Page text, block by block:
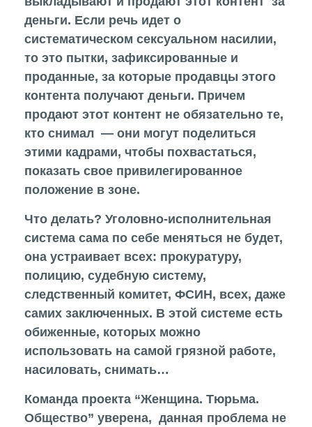
деньги. Если речь идет о
систематическом сексуальном насилии,
то это пытки, зафиксированные и
проданные, за которые продавцы этого
контента получают деньги. Причем
продают этот контент не обязательно те,
кто снимал — они могут поделиться
этими кадрами, чтобы похвастаться,
показать свое привилегированное
положение в зоне.
Что делать? Уголовно-исполнительная
система сама по себе меняться не будет,
она устраивает всех: прокуратуру,
полицию, судебную систему,
следственный комитет, ФСИН, всех, даже
самих заключенных. В этой системе есть
обиженные, которых можно
использовать на самой грязной работе,
насиловать, снимать…
Команда проекта “Женщина. Тюрьма.
Общество” уверена, данная проблема не